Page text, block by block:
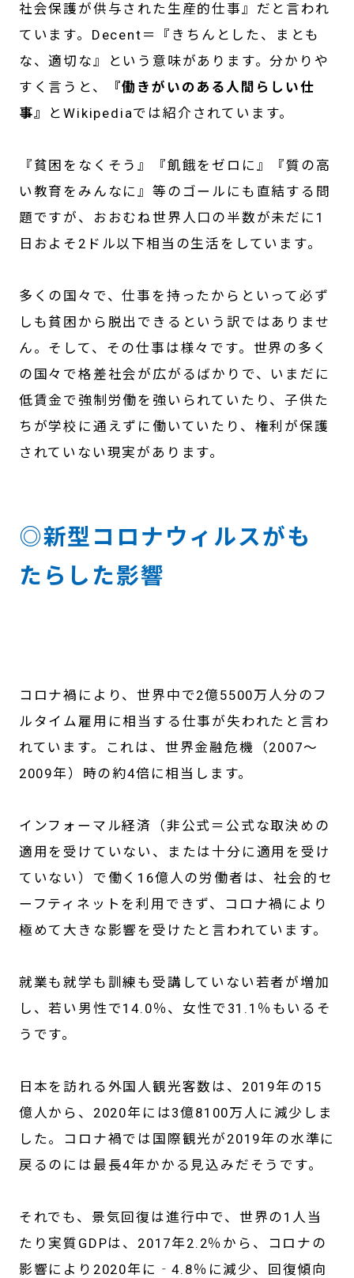
社会保護が供与された生産的仕事』だと言われ
ています。Decent＝『きちんとした、まとも
な、適切な』という意味があります。分かりや
すく言うと、
『働きがいのある人間らしい仕
事』
とWikipediaでは紹介されています。
『貧困をなくそう』『飢餓をゼロに』『質の高
い教育をみんなに』等のゴールにも直結する問
題ですが、おおむね世界人口の半数が未だに1
日およそ2ドル以下相当の生活をしています。
多くの国々で、仕事を持ったからといって必ず
しも貧困から脱出できるという訳ではありませ
ん。そして、その仕事は様々です。世界の多く
の国々で格差社会が広がるばかりで、いまだに
低賃金で強制労働を強いられていたり、子供た
ちが学校に通えずに働いていたり、権利が保護
されていない現実があります。
◎新型コロナウィルスがも
たらした影響
コロナ禍により、世界中で2億5500万人分のフ
ルタイム雇用に相当する仕事が失われたと言わ
れています。これは、世界金融危機（2007～
2009年）時の約4倍に相当します。
インフォーマル経済（非公式＝公式な取決めの
適用を受けていない、または十分に適用を受け
ていない）で働く16億人の労働者は、社会的セ
ーフティネットを利用できず、コロナ禍により
極めて大きな影響を受けたと言われています。
就業も就学も訓練も受講していない若者が増加
し、若い男性で14.0％、女性で31.1％もいるそ
うです。
日本を訪れる外国人観光客数は、2019年の15
億人から、2020年には3億8100万人に減少しま
した。コロナ禍では国際観光が2019年の水準に
戻るのには最長4年かかる見込みだそうです。
それでも、景気回復は進行中で、世界の1人当
たり実質GDPは、2017年2.2％から、コロナの
影響により2020年に‐4.8％に減少、回復傾向